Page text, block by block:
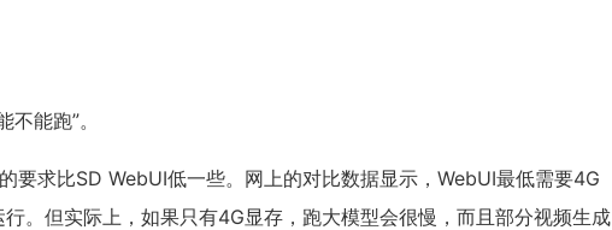
能跑”。
要求比SD WebUI低一些。网上的对比数据显示，WebUI最低需要4G
。但实际上，如果只有4G显存，跑大模型会很慢，而且部分视频生成